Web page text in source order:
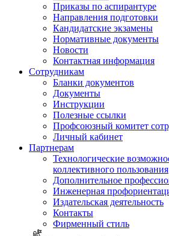
Приказы по аспирантуре
Направления подготовки
Кандидатские экзамены
Нормативные документы
Новости
Контактная информация
Сотрудникам
Бланки документов
Документы
Инструкции
Полезные ссылки
Профсоюзный комитет
Личный кабинет
Партнерам
Технологические
коллективного пользования
Дополнительное
Инженерная
Издательская деятельность
Контакты
Фирменный стиль